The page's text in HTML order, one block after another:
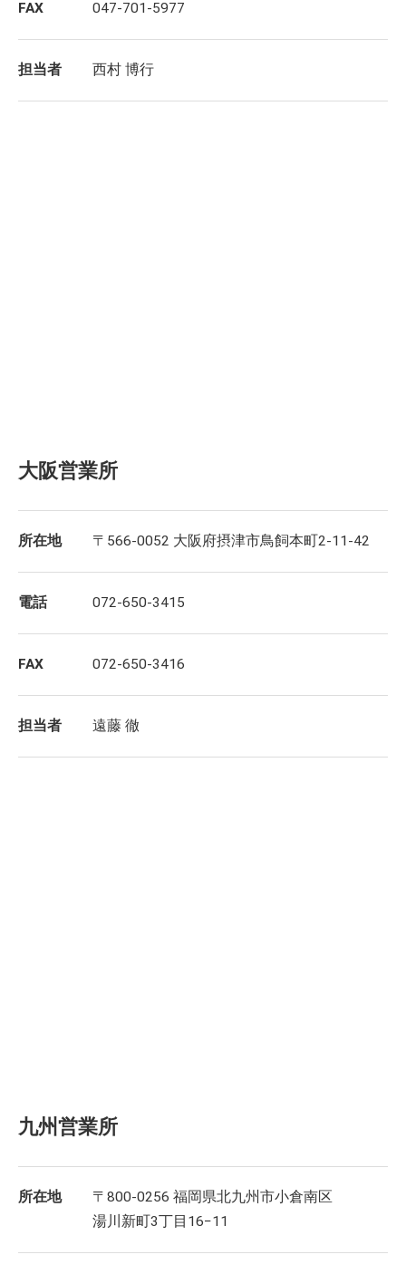
FAX 047-701-5977
担当者 西村 博行
大阪営業所
所在地 〒566-0052 大阪府摂津市鳥飼本町2-11-42
電話 072-650-3415
FAX 072-650-3416
担当者 遠藤 徹
九州営業所
所在地
〒800-0256 福岡県北九州市小倉南区
湯川新町3丁目16−11